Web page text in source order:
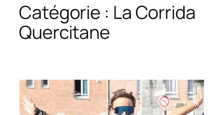
Catégorie : La Corrida
Quercitane